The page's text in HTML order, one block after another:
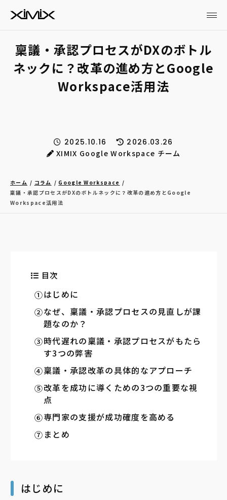
稟議・承認プロセスがDXのボトル
ネックに？改革の進め方とGoogle
Workspace活用法
2025.10.16
2026.03.26
XIMIX Google Workspace チーム
ホーム コラム
Google Workspace
稟議・承認プロセスがDXのボトルネックに？改革の進め方とGoogle
Workspace活用法
目次
はじめに
なぜ、稟議・承認プロセスの見直しが課
題なのか？
時代遅れの稟議・承認プロセスがもたら
す3つの弊害
稟議・承認改革の具体的なアプローチ
改革を成功に導くための3つの重要な視
点
専門家の支援が成功確度を高める
まとめ
はじめに